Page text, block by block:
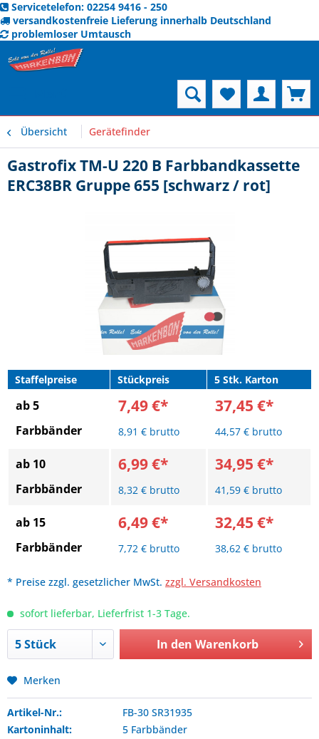
Servicetelefon: 02254 9416 - 250
versandkostenfreie Lieferung innerhalb Deutschland
problemloser Umtausch
Übersicht Gerätefinder
Gastrofix TM-U 220 B Farbbandkassette
ERC38BR Gruppe 655 [schwarz / rot]
Staffelpreise Stückpreis 5 Stk. Karton
ab 5
Farbbänder
7,49 €*
8,91 € brutto
37,45 €*
44,57 € brutto
ab 10
Farbbänder
6,99 €*
8,32 € brutto
34,95 €*
41,59 € brutto
ab 15
Farbbänder
6,49 €*
7,72 € brutto
32,45 €*
38,62 € brutto
* Preise zzgl. gesetzlicher MwSt. zzgl. Versandkosten
sofort lieferbar, Lieferfrist 1-3 Tage.
In den Warenkorb
Merken
Artikel-Nr.:
FB-30 SR31935
Kartoninhalt:
5 Farbbänder